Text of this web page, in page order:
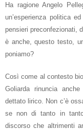
Ha ragione Angelo
un’esperienza politica
pensieri preconfezionati,
è anche, questo testo,
poniamo?
Così come al contesto
Goliarda rinuncia
dettato lirico. Non c’è
se non di tanto in
discorso che altrimenti